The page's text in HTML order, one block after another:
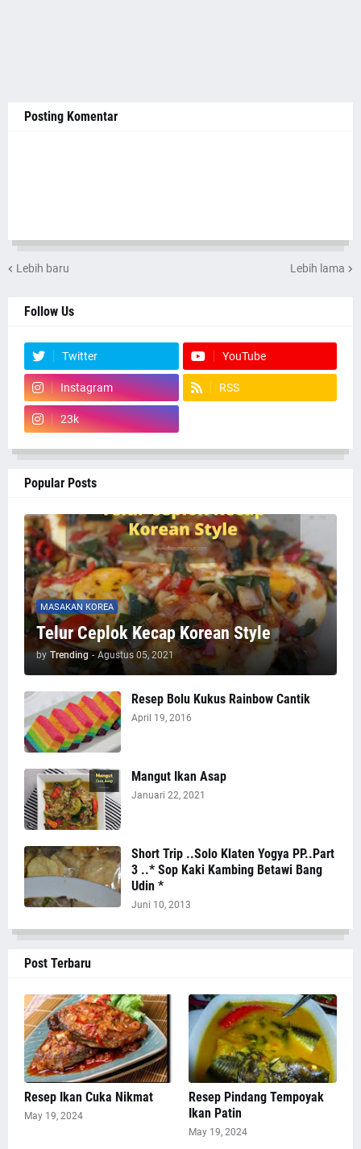
Posting Komentar
Lebih baru Lebih lama
Follow Us
Twitter YouTube
Instagram RSS
23k
Popular Posts
MASAKAN KOREA
Telur Ceplok Kecap Korean Style
by Trending - Agustus 05, 2021
Resep Bolu Kukus Rainbow Cantik
April 19, 2016
Mangut Ikan Asap
Januari 22, 2021
Short Trip ..Solo Klaten Yogya PP..Part
3 ..* Sop Kaki Kambing Betawi Bang
Udin *
Juni 10, 2013
Post Terbaru
Resep Ikan Cuka Nikmat
May 19, 2024
Resep Pindang Tempoyak
Ikan Patin
May 19, 2024